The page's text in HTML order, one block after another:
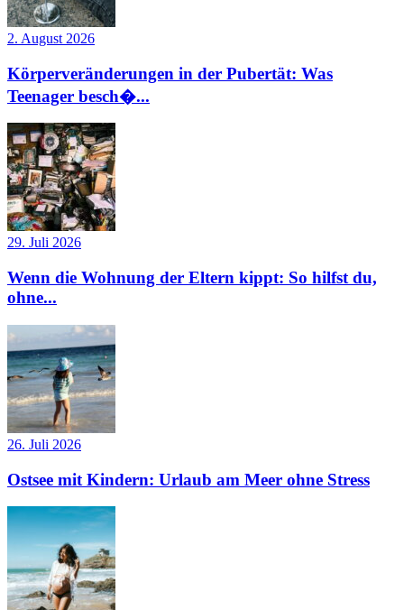
2. August 2026
Körperveränderungen in der Pubertät: Was
Teenager besch�...
29. Juli 2026
Wenn die Wohnung der Eltern kippt: So hilfst du,
ohne...
26. Juli 2026
Ostsee mit Kindern: Urlaub am Meer ohne Stress